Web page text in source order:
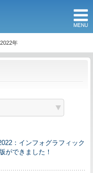
2022年
：インフォグラフィック
ができました！